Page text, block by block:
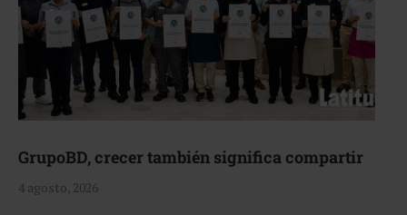
GrupoBD, crecer también significa compartir
4 agosto, 2026